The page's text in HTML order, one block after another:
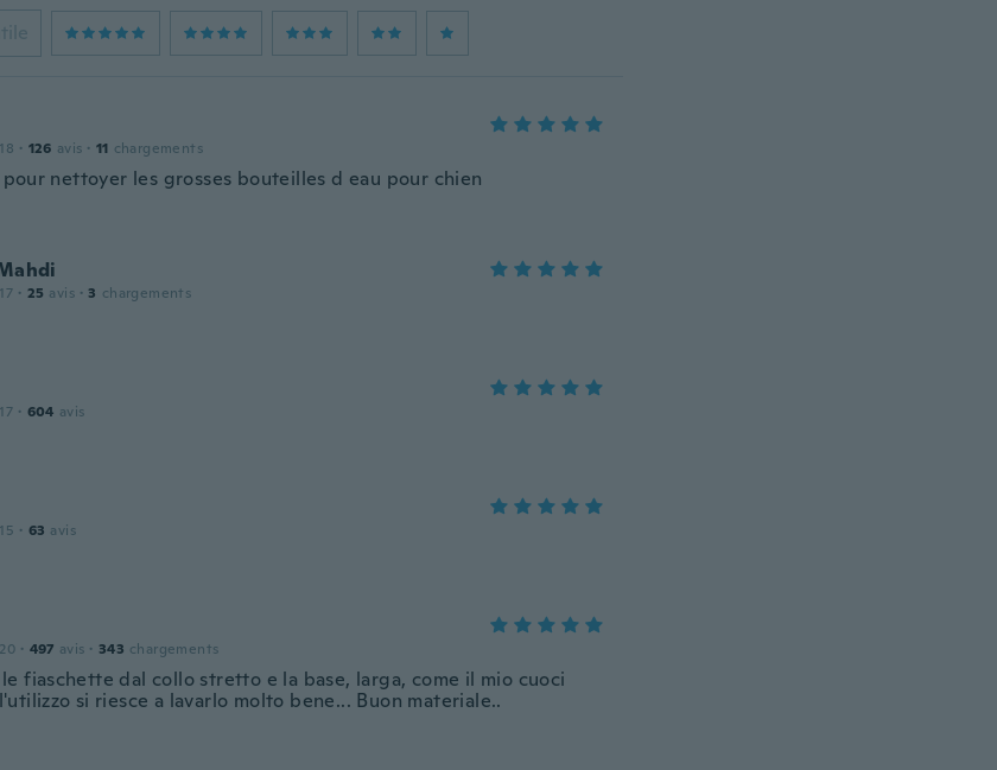
· 126 avis · 11 chargements
nettoyer les grosses bouteilles d eau pour chien
· 25 avis · 3 chargements
· 604 avis
· 63 avis
· 497 avis · 343 chargements
fiaschette dal collo stretto e la base, larga, come il mio cuoci
si riesce a lavarlo molto bene... Buon materiale..